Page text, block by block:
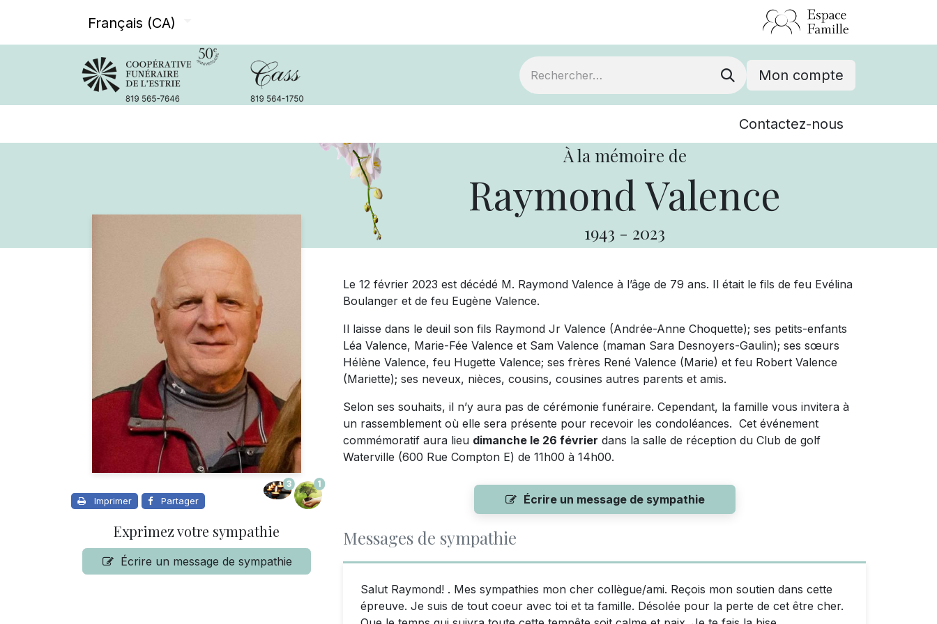
Français (CA)
Mon compte
Événements
Contactez-nous
À la mémoire de
Raymond Valence
1943 - 2023
Imprimer Partager
3 1
Exprimez votre sympathie
Écrire un message de sympathie
Le 12 février 2023 est décédé M. Raymond Valence à l’âge de 79 ans. Il était le fils de feu Evélina
Boulanger et de feu Eugène Valence.
Il laisse dans le deuil son fils Raymond Jr Valence (Andrée-Anne Choquette); ses petits-enfants
Léa Valence, Marie-Fée Valence et Sam Valence (maman Sara Desnoyers-Gaulin); ses sœurs
Hélène Valence, feu Hugette Valence; ses frères René Valence (Marie) et feu Robert Valence
(Mariette); ses neveux, nièces, cousins, cousines autres parents et amis.
Selon ses souhaits, il n’y aura pas de cérémonie funéraire. Cependant, la famille vous invitera à
un rassemblement où elle sera présente pour recevoir les condoléances. Cet événement
commémoratif aura lieu dimanche le 26 février dans la salle de réception du Club de golf
Waterville (600 Rue Compton E) de 11h00 à 14h00.
Écrire un message de sympathie
Messages de sympathie
Salut Raymond! . Mes sympathies mon cher collègue/ami. Reçois mon soutien dans cette
épreuve. Je suis de tout coeur avec toi et ta famille. Désolée pour la perte de cet être cher.